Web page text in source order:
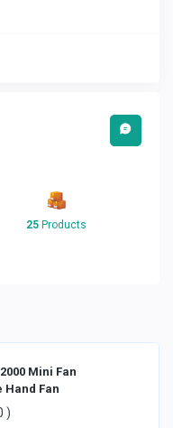
25 Products
2000 Mini Fan
Hand Fan
)